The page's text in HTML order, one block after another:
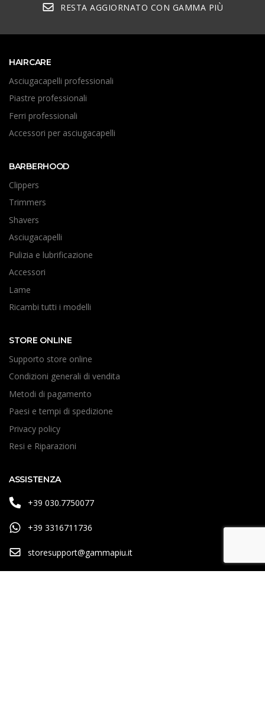
RESTA AGGIORNATO CON GAMMA PIÙ
HAIRCARE
Asciugacapelli professionali
Piastre professionali
Ferri professionali
Accessori per asciugacapelli
BARBERHOOD
Clippers
Trimmers
Shavers
Asciugacapelli
Pulizia e lubrificazione
Accessori
Lame
Ricambi tutti i modelli
STORE ONLINE
Supporto store online
Condizioni generali di vendita
Metodi di pagamento
Paesi e tempi di spedizione
Privacy policy
Resi e Riparazioni
ASSISTENZA
+39 030.7750077
+39 3316711736
storesupport@gammapiu.it